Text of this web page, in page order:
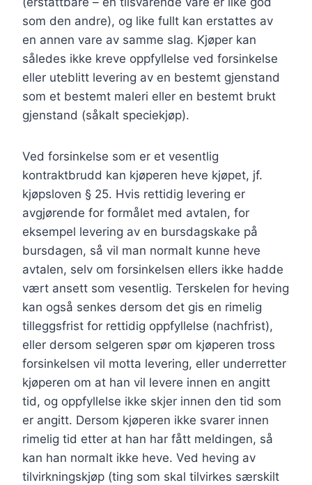
som den andre), og like fullt kan erstattes av
en annen vare av samme slag. Kjøper kan
således ikke kreve oppfyllelse ved forsinkelse
eller uteblitt levering av en bestemt gjenstand
som et bestemt maleri eller en bestemt brukt
gjenstand (såkalt speciekjøp).
Ved forsinkelse som er et vesentlig
kontraktbrudd kan kjøperen heve kjøpet, jf.
kjøpsloven § 25. Hvis rettidig levering er
avgjørende for formålet med avtalen, for
eksempel levering av en bursdagskake på
bursdagen, så vil man normalt kunne heve
avtalen, selv om forsinkelsen ellers ikke hadde
vært ansett som vesentlig. Terskelen for heving
kan også senkes dersom det gis en rimelig
tilleggsfrist for rettidig oppfyllelse (nachfrist),
eller dersom selgeren spør om kjøperen tross
forsinkelsen vil motta levering, eller underretter
kjøperen om at han vil levere innen en angitt
tid, og oppfyllelse ikke skjer innen den tid som
er angitt. Dersom kjøperen ikke svarer innen
rimelig tid etter at han har fått meldingen, så
kan han normalt ikke heve. Ved heving av
tilvirkningskjøp (ting som skal tilvirkes særskilt